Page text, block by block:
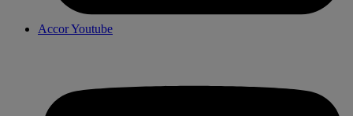
Accor Youtube